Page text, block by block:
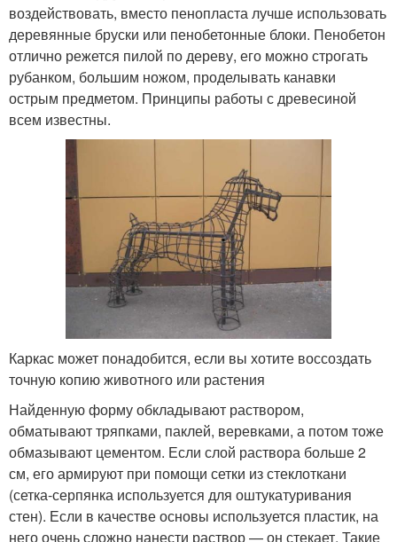
воздействовать, вместо пенопласта лучше использовать
деревянные бруски или пенобетонные блоки. Пенобетон
отлично режется пилой по дереву, его можно строгать
рубанком, большим ножом, проделывать канавки
острым предметом. Принципы работы с древесиной
всем известны.
Каркас может понадобится, если вы хотите воссоздать
точную копию животного или растения
Найденную форму обкладывают раствором,
обматывают тряпками, паклей, веревками, а потом тоже
обмазывают цементом. Если слой раствора больше 2
см, его армируют при помощи сетки из стеклоткани
(сетка-серпянка используется для оштукатуривания
стен). Если в качестве основы используется пластик, на
него очень сложно нанести раствор — он стекает. Такие